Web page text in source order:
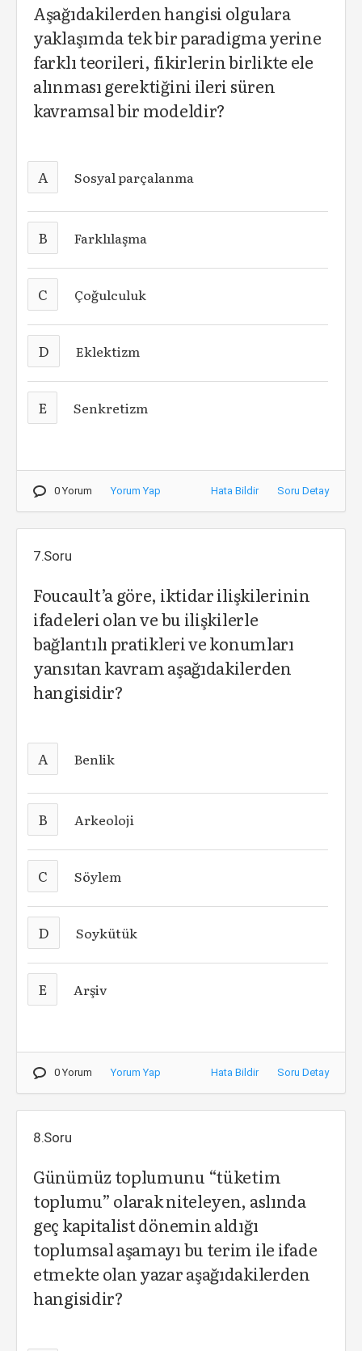
Aşağıdakilerden hangisi olgulara
yaklaşımda tek bir paradigma yerine
farklı teorileri, fikirlerin birlikte ele
alınması gerektiğini ileri süren
kavramsal bir modeldir?
A Sosyal parçalanma
B Farklılaşma
C Çoğulculuk
D Eklektizm
E Senkretizm
0 Yorum Yorum Yap Hata Bildir Soru Detay
7.Soru
Foucault’a göre, iktidar ilişkilerinin
ifadeleri olan ve bu ilişkilerle
bağlantılı pratikleri ve konumları
yansıtan kavram aşağıdakilerden
hangisidir?
A Benlik
B Arkeoloji
C Söylem
D Soykütük
E Arşiv
0 Yorum Yorum Yap Hata Bildir Soru Detay
8.Soru
Günümüz toplumunu “tüketim
toplumu” olarak niteleyen, aslında
geç kapitalist dönemin aldığı
toplumsal aşamayı bu terim ile ifade
etmekte olan yazar aşağıdakilerden
hangisidir?